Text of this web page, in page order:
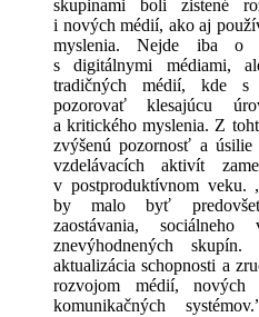
skupinami boli zistené
i nových médií, ako aj
myslenia. Nejde iba o
s digitálnymi médiami,
tradičných médií, kde s
pozorovať klesajúcu
a kritického myslenia. Z
zvýšenú pozornosť a úsilie
vzdelávacích aktivít
v postproduktívnom veku.
by malo byť
zaostávania,
znevýhodnených
aktualizácia schopnosti a
rozvojom médií, nových
komunikačných